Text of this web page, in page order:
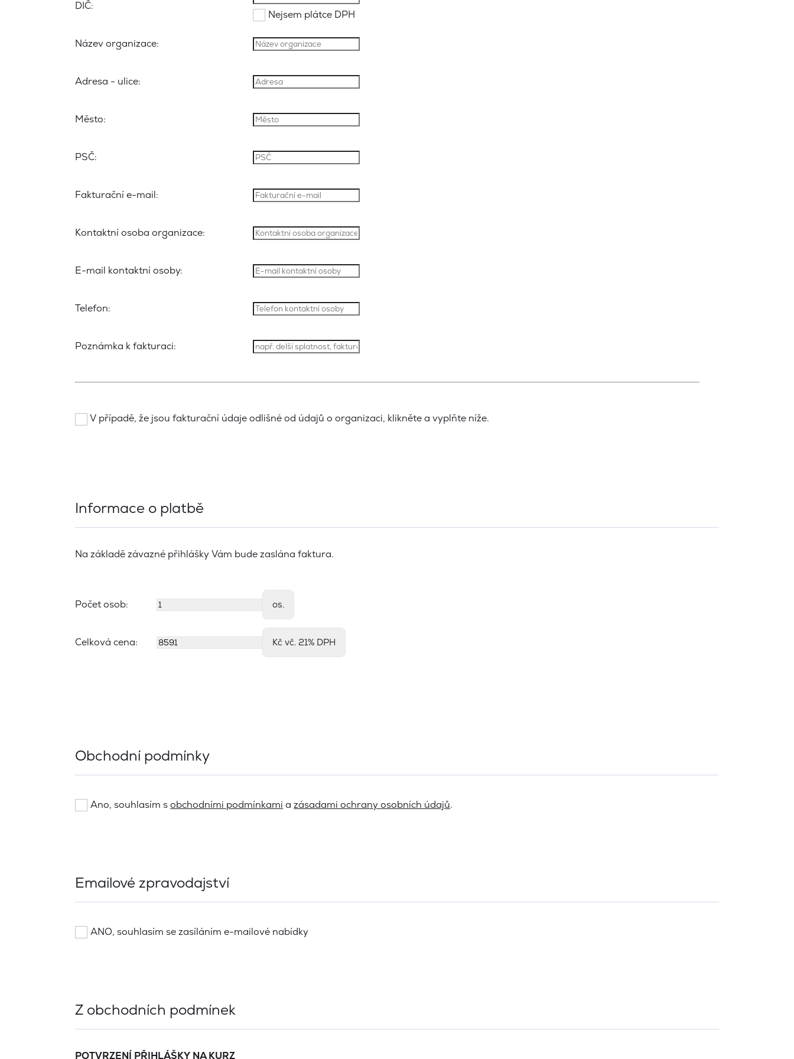
DIČ:
Nejsem plátce DPH
Název organizace:
Adresa - ulice:
Město:
PSČ:
Fakturační e-mail:
Kontaktní osoba organizace:
E-mail kontaktní osoby:
Telefon:
Poznámka k fakturaci:
V případě, že jsou fakturační údaje odlišné od údajů o organizaci, klikněte a vyplňte níže.
Informace o platbě
Na základě závazné přihlášky Vám bude zaslána faktura.
Počet osob: os.
Celková cena: Kč vč. 21% DPH
Obchodní podmínky
Ano, souhlasím sobchodními podmínkami azásadami ochrany osobních údajů.
Emailové zpravodajství
ANO, souhlasím se zasíláním e-mailové nabídky
Z obchodních podmínek
POTVRZENÍ PŘIHLÁŠKY NA KURZ